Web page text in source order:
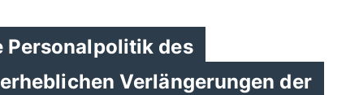
Personalpolitik des
Verlängerungen der